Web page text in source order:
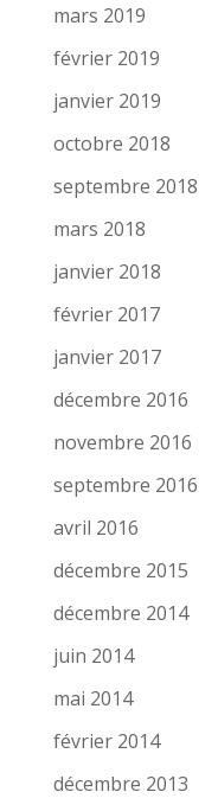
mars 2019
février 2019
janvier 2019
octobre 2018
septembre 2018
mars 2018
janvier 2018
février 2017
janvier 2017
décembre 2016
novembre 2016
septembre 2016
avril 2016
décembre 2015
décembre 2014
juin 2014
mai 2014
février 2014
décembre 2013